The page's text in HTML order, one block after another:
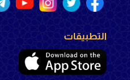
التطبيقات